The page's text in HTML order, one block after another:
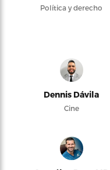
Política y derecho
Dennis Dávila
Cine